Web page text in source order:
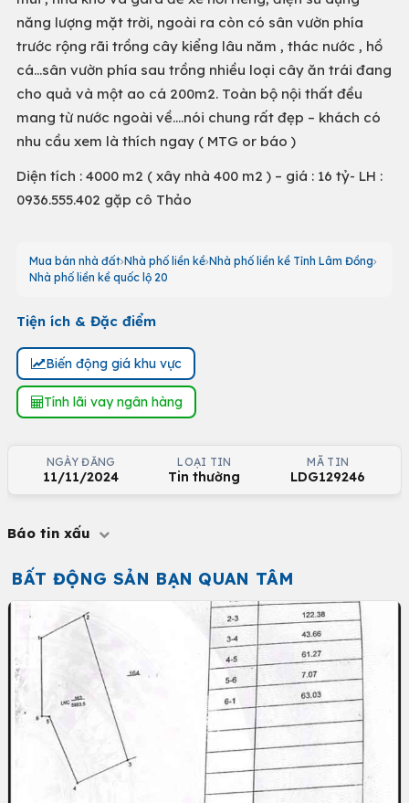
năng lượng mặt trời, ngoài ra còn có sân vườn phía
trước rộng rãi trồng cây kiểng lâu năm , thác nước , hồ
cá...sân vườn phía sau trồng nhiều loại cây ăn trái đang
cho quả và một ao cá 200m2. Toàn bộ nội thất đều
mang từ nước ngoài về....nói chung rất đẹp – khách có
nhu cầu xem là thích ngay ( MTG or báo )
Diện tích : 4000 m2 ( xây nhà 400 m2 ) – giá : 16 tỷ- LH :
0936.555.402 gặp cô Thảo
Mua bán nhà đất Nhà phố liền kề Nhà phố liền kề Tỉnh Lâm Đồng
Nhà phố liền kề quốc lộ 20
Tiện ích & Đặc điểm
Biến động giá khu vực
Tính lãi vay ngân hàng
NGÀY ĐĂNG
11/11/2024
LOẠI TIN
Tin thường
MÃ TIN
LDG129246
Báo tin xấu
BẤT ĐỘNG SẢN BẠN QUAN TÂM